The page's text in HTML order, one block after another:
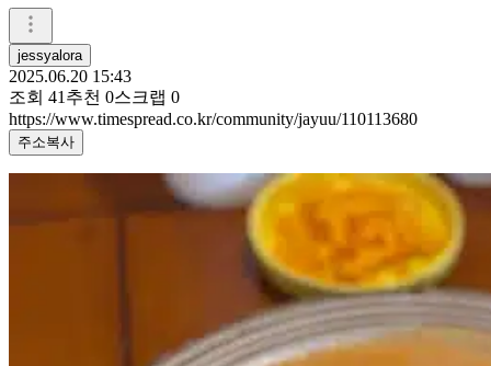
jessyalora
2025.06.20 15:43
조회 41 추천 0스크랩 0
https://www.timespread.co.kr/community/jayuu/110113680
주소복사